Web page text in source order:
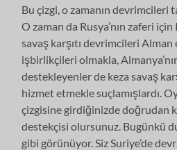
Bu çizgi, o zamanın devrimcileri
O zaman da Rusya’nın zaferi için
savaş karşıtı devrimcileri
işbirlikçileri olmakla,
destekleyenler de keza savaş
hizmet etmekle suçlamışlardı.
çizgisine girdiğinizde doğrudan
destekçisi olursunuz. Bugünkü
gibi görünüyor. Siz Suriye’de